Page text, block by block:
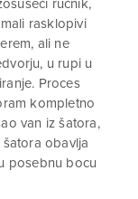
ručnik,
rasklopivi
ali ne
u rupi u
Proces
kompletno
van iz šatora,
obavlja
posebnu bocu